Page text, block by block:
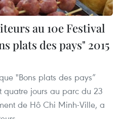
au 10e Festival
plats des pays​" 2015
"Bons plats des pays”
jours au parc du 23
de Hô Chi Minh-Ville, a